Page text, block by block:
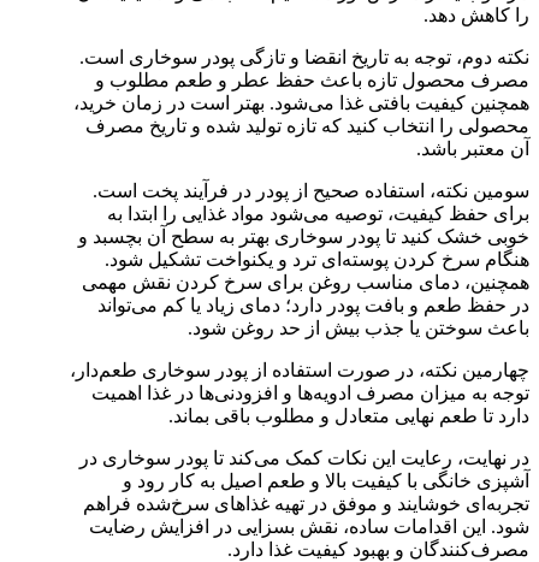
را کاهش دهد.
نکته دوم، توجه به تاریخ انقضا و تازگی پودر سوخاری است.
مصرف محصول تازه باعث حفظ عطر و طعم مطلوب و
همچنین کیفیت بافتی غذا می‌شود. بهتر است در زمان خرید،
محصولی را انتخاب کنید که تازه تولید شده و تاریخ مصرف
آن معتبر باشد.
سومین نکته، استفاده صحیح از پودر در فرآیند پخت است.
برای حفظ کیفیت، توصیه می‌شود مواد غذایی را ابتدا به
خوبی خشک کنید تا پودر سوخاری بهتر به سطح آن بچسبد و
هنگام سرخ کردن پوسته‌ای ترد و یکنواخت تشکیل شود.
همچنین، دمای مناسب روغن برای سرخ کردن نقش مهمی
در حفظ طعم و بافت پودر دارد؛ دمای زیاد یا کم می‌تواند
باعث سوختن یا جذب بیش از حد روغن شود.
چهارمین نکته، در صورت استفاده از پودر سوخاری طعم‌دار،
توجه به میزان مصرف ادویه‌ها و افزودنی‌ها در غذا اهمیت
دارد تا طعم نهایی متعادل و مطلوب باقی بماند.
در نهایت، رعایت این نکات کمک می‌کند تا پودر سوخاری در
آشپزی خانگی با کیفیت بالا و طعم اصیل به کار رود و
تجربه‌ای خوشایند و موفق در تهیه غذاهای سرخ‌شده فراهم
شود. این اقدامات ساده، نقش بسزایی در افزایش رضایت
مصرف‌کنندگان و بهبود کیفیت غذا دارد.